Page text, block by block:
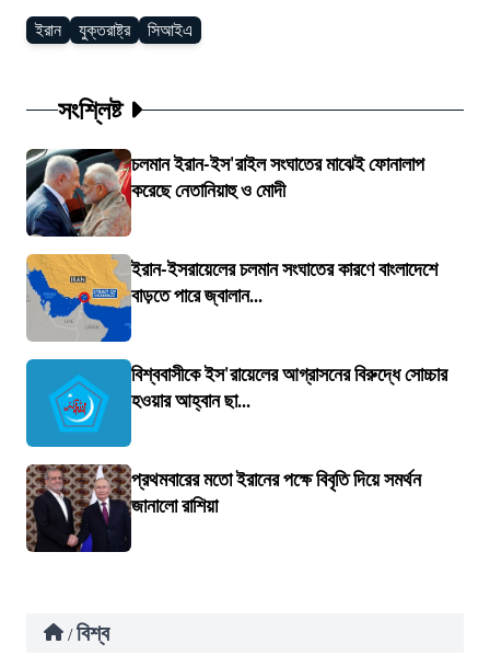
ইরান যুক্তরাষ্ট্র সিআইএ
সংশ্লিষ্ট
চলমান ইরান-ইস'রাইল সংঘাতের মাঝেই ফোনালাপ
করেছে নেতানিয়াহু ও মোদী
ইরান-ইসরায়েলের চলমান সংঘাতের কারণে বাংলাদেশে
বাড়তে পারে জ্বালান...
বিশ্ববাসীকে ইস'রায়েলের আগ্রাসনের বিরুদ্ধে সোচ্চার
হওয়ার আহ্বান ছা...
প্রথমবারের মতো ইরানের পক্ষে বিবৃতি দিয়ে সমর্থন
জানালো রাশিয়া
/ বিশ্ব